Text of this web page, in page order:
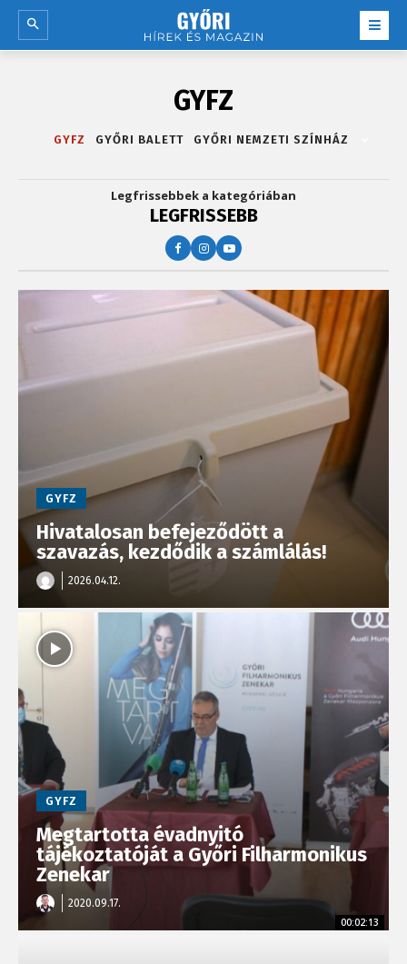
GYFZ
GYFZ GYŐRI BALETT GYŐRI NEMZETI SZÍNHÁZ
Legfrissebbek a kategóriában
LEGFRISSEBB
GYFZ
Hivatalosan befejeződött a
szavazás, kezdődik a számlálás!
2026.04.12.
GYFZ
Megtartotta évadnyitó
tájékoztatóját a Győri Filharmonikus
Zenekar
00:02:13
2020.09.17.